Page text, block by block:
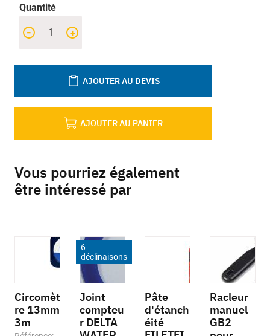
Quantité
+
-
AJOUTER AU PANIER
AJOUTER AU DEVIS
Vous pourriez également
être intéressé par
Circomèt
re 13mm
3m
6
déclinaisons
Joint
compteu
r DELTA
Pâte
d'étanch
éité
Racleur
manuel
GB2